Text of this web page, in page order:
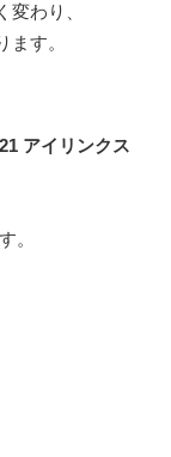
わり、
す。
アイリンクス
。